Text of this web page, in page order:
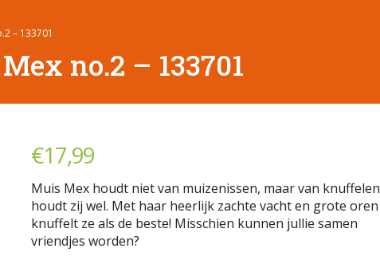
– 133701
no.2 – 133701
€17,99
Muis Mex houdt niet van muizenissen, maar van knuffelen
houdt zij wel. Met haar heerlijk zachte vacht en grote oren
knuffelt ze als de beste! Misschien kunnen jullie samen
vriendjes worden?